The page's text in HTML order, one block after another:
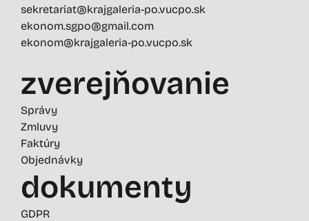
sekretariat@krajgaleria-po.vucpo.sk
ekonom.sgpo@gmail.com
ekonom@krajgaleria-po.vucpo.sk
zverejňovanie
Správy
Zmluvy
Faktúry
Objednávky
dokumenty
GDPR